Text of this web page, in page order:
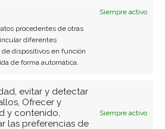
Siempre activo
procedentes de otras
diferentes
dispositivos en función
de forma automática.
evitar y detectar
Ofrecer y
y contenido,
las preferencias de
Siempre activo
EL AUTOR
González
convertido en escritor
las últimas tendencias en